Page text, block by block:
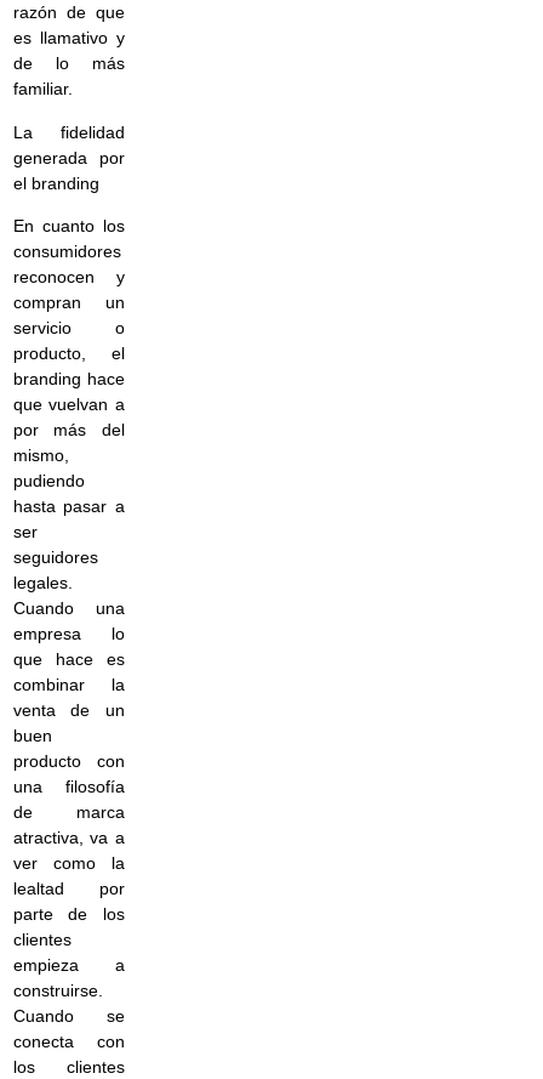
razón de que
es llamativo y
de lo más
familiar.
La fidelidad
generada por
el branding
En cuanto los
consumidores
reconocen y
compran un
servicio o
producto, el
branding hace
que vuelvan a
por más del
mismo,
pudiendo
hasta pasar a
ser
seguidores
legales.
Cuando una
empresa lo
que hace es
combinar la
venta de un
buen
producto con
una filosofía
de marca
atractiva, va a
ver como la
lealtad por
parte de los
clientes
empieza a
construirse.
Cuando se
conecta con
los clientes